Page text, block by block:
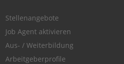
Stellenangebote
Job Agent aktivieren
Aus- / Weiterbildung
Arbeitgeberprofile